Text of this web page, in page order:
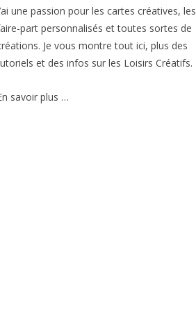
une passion pour les cartes créatives, les
part personnalisés et toutes sortes de
Je vous montre tout ici, plus des
et des infos sur les Loisirs Créatifs.
savoir plus …